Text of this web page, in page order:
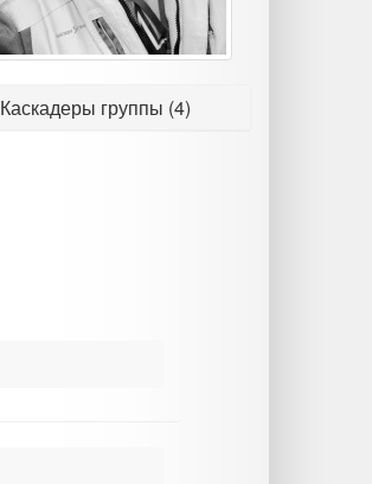
Каскадеры группы (4)